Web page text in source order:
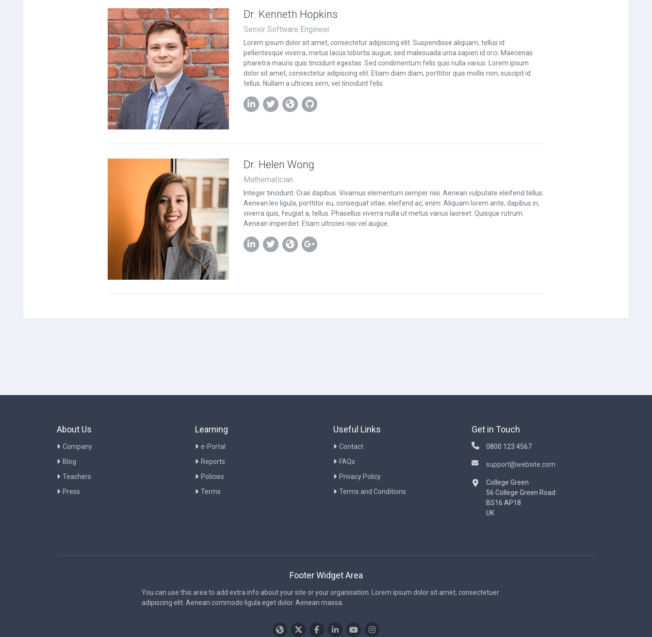
Dr. Kenneth Hopkins
Senior Software Engineer
Lorem ipsum dolor sit amet, consectetur adipiscing elit. Suspendisse aliquam, tellus id
pellentesque viverra, metus lacus lobortis augue, sed malesuada urna sapien id orci. Maecenas
pharetra mauris quis tincidunt egestas. Sed condimentum felis quis nulla varius. Lorem ipsum
dolor sit amet, consectetur adipiscing elit. Etiam diam diam, porttitor quis mollis non, suscipit id
tellus. Nullam a ultrices sem, vel tincidunt felis.
Dr. Helen Wong
Mathematician
Integer tincidunt. Cras dapibus. Vivamus elementum semper nisi. Aenean vulputate eleifend tellus.
Aenean leo ligula, porttitor eu, consequat vitae, eleifend ac, enim. Aliquam lorem ante, dapibus in,
viverra quis, feugiat a, tellus. Phasellus viverra nulla ut metus varius laoreet. Quisque rutrum.
Aenean imperdiet. Etiam ultricies nisi vel augue.
About Us
Company
Blog
Teachers
Press
Learning
e-Portal
Reports
Policies
Terms
Useful Links
Contact
FAQs
Privacy Policy
Terms and Conditions
Get in Touch
0800 123 4567
support@website.com
College Green
56 College Green Road
BS16 AP18
UK
Footer Widget Area
You can use this area to add extra info about your site or your organisation. Lorem ipsum dolor sit amet, consectetuer
adipiscing elit. Aenean commodo ligula eget dolor. Aenean massa.